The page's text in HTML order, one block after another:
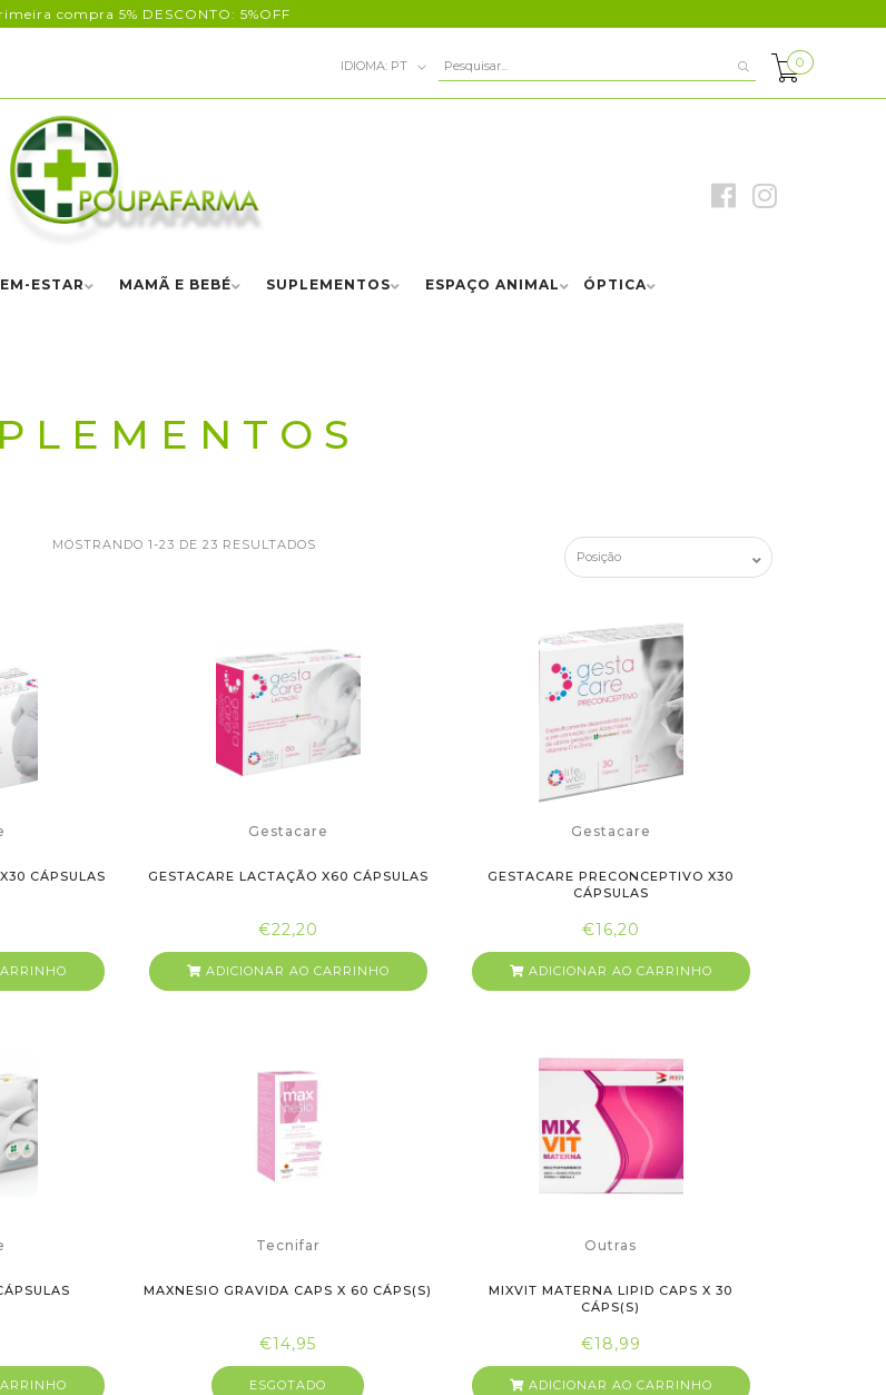
compra 5% DESCONTO: 5%OFF
IDIOMA: PT 0
ESTAR MAMÃ E BEBÉ SUPLEMENTOS ESPAÇO ANIMAL ÓPTICA
MOSTRANDO 1-23 DE 23 RESULTADOS
CÁPSULAS
Gestacare
GESTACARE LACTAÇÃO X60 CÁPSULAS
€22,20
ADICIONAR AO CARRINHO
Gestacare
GESTACARE PRECONCEPTIVO X30
CÁPSULAS
€16,20
ADICIONAR AO CARRINHO
Tecnifar
MAXNESIO GRAVIDA CAPS X 60 CÁPS(S)
€14,95
ESGOTADO
Outras
MIXVIT MATERNA LIPID CAPS X 30
CÁPS(S)
€18,99
ADICIONAR AO CARRINHO